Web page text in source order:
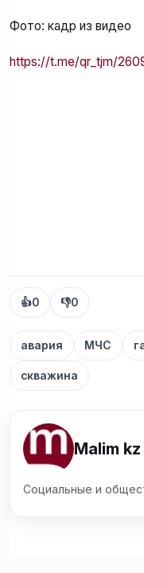
Фото: кадр из видео
https://t.me/qr_tjm/
👍0 👎0
авария МЧС
скважина
Malim kz
Социальные и